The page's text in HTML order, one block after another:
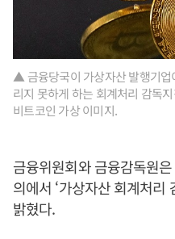
▲ 금융당국이 가상자산 발행기
리지 못하게 하는 회계처리 감독
비트코인 가상 이미지.
금융위원회와 금융감독원
의에서 ‘가상자산 회계처리
밝혔다.